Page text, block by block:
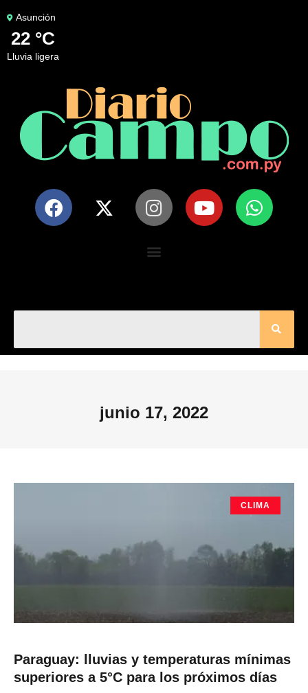
Asunción
22 °C
lluvia ligera
junio 17, 2022
CLIMA
Paraguay: lluvias y temperaturas mínimas
superiores a 5°C para los próximos días